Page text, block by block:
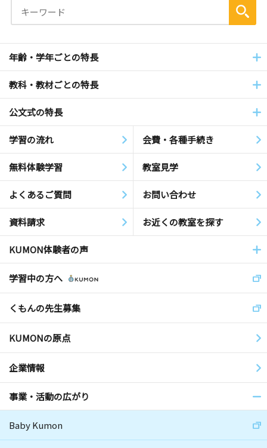
年齢・学年ごとの特長
教科・教材ごとの特長
公文式の特長
学習の流れ 会費・各種手続き
無料体験学習 教室見学
よくあるご質問 お問い合わせ
資料請求 お近くの教室を探す
KUMON体験者の声
学習中の方へ
くもんの先生募集
KUMONの原点
企業情報
事業・活動の広がり
Baby Kumon